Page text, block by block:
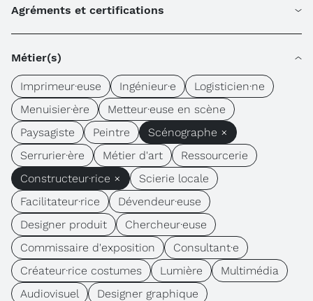
Agréments et certifications
Métier(s)
Imprimeur·euse Ingénieur·e
Logisticien·ne
Menuisier·ère
Metteur·euse en scène
Paysagiste
Peintre
Scénographe ×
Serrurier·ère
Métier d'art
Ressourcerie
Constructeur·rice ×
Scierie locale
Facilitateur·rice
Dévendeur·euse
Designer produit
Chercheur·euse
Commissaire d'exposition
Consultant·e
Créateur·rice costumes
Lumière
Multimédia
Audiovisuel
Designer graphique